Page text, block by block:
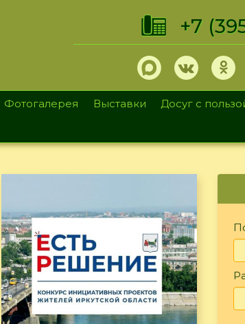
+7
Фотогалерея Выставки
Досуг с